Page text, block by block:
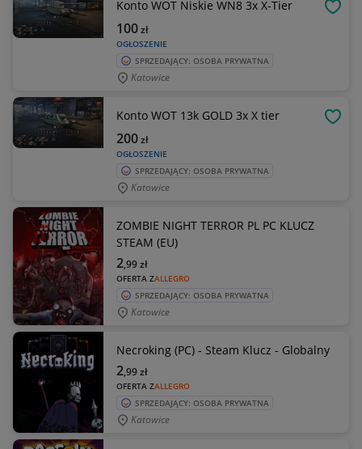
Konto WOT Niskie WN8 3x X-Tier
OGŁOSZENIE
100zł
SPRZEDAJĄCY: OSOBA PRYWATNA
Katowice
Konto WOT 13k GOLD 3x X tier
OGŁOSZENIE
200zł
SPRZEDAJĄCY: OSOBA PRYWATNA
Katowice
ZOMBIE NIGHT TERROR PL PC KLUCZ
STEAM (EU)
OFERTA ZALLEGRO
2,99zł
SPRZEDAJĄCY: OSOBA PRYWATNA
Katowice
Necroking (PC) - Steam Klucz - Globalny
OFERTA ZALLEGRO
2,99zł
SPRZEDAJĄCY: OSOBA PRYWATNA
Katowice